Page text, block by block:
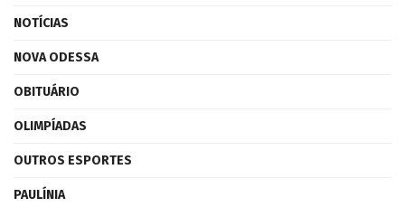
NOTÍCIAS
NOVA ODESSA
OBITUÁRIO
OLIMPÍADAS
OUTROS ESPORTES
PAULÍNIA